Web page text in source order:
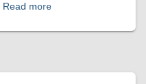
Read more